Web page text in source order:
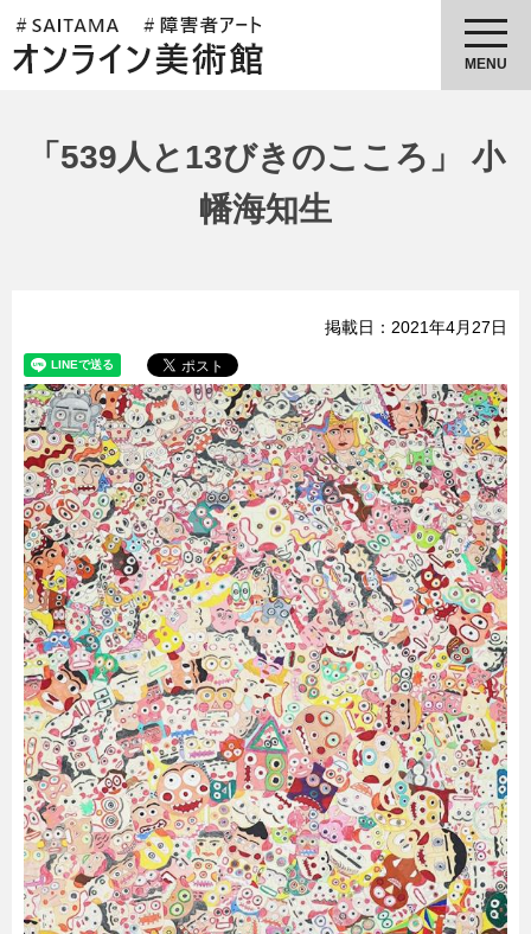
埼玉県障害者アートオンライン美
術館
MENU
「539人と13びきのこころ」 小
幡海知生
掲載日：2021年4月27日